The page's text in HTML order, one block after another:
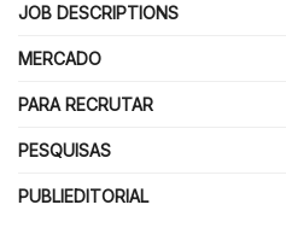
JOB DESCRIPTIONS
MERCADO
PARA RECRUTAR
PESQUISAS
PUBLIEDITORIAL